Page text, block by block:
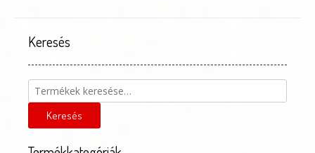
Keresés
Keresés
a
következőre:
Keresés